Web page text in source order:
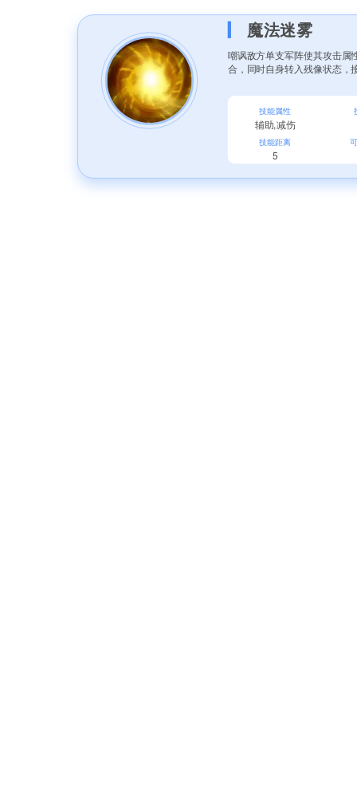
魔法迷雾
嘲讽敌方单支军阵使其攻击属
合，同时自身转入残像状态，
技能属性
辅助,减伤
技能距离
5